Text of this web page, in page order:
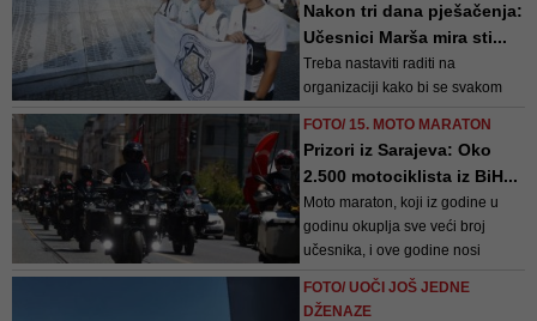
2024. godine Generalna
skupština Ujedinjenih nacija
izglasala Rezoluciju o genocidu u
Srebrenici.
Nakon tri dana pješačenja:
Učesnici Marša mira sti...
Treba nastaviti raditi na
organizaciji kako bi se svakom
Marš mira – kazao je Salkić
FOTO/ 15. MOTO MARATON
Prizori iz Sarajeva: Oko
2.500 motociklista iz BiH...
Moto maraton, koji iz godine u
godinu okuplja sve veći broj
učesnika, i ove godine nosi
univerzalnu poruku mira, sjećanja
i opomene da se zločini poput
FOTO/ UOČI JOŠ JEDNE
DŽENAZE